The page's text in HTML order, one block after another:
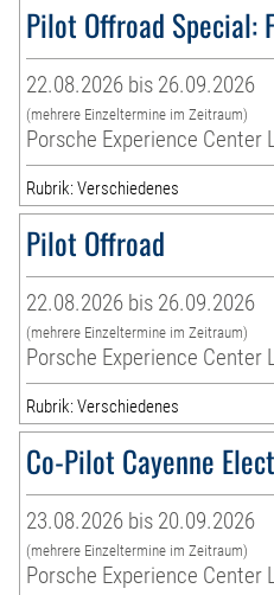
Pilot Offroad Special:
22.08.2026 bis 26.09.2026
(mehrere Einzeltermine im Zeitraum)
Porsche Experience Center
Rubrik: Verschiedenes
Pilot Offroad
22.08.2026 bis 26.09.2026
(mehrere Einzeltermine im Zeitraum)
Porsche Experience Center
Rubrik: Verschiedenes
Co-Pilot Cayenne
23.08.2026 bis 20.09.2026
(mehrere Einzeltermine im Zeitraum)
Porsche Experience Center